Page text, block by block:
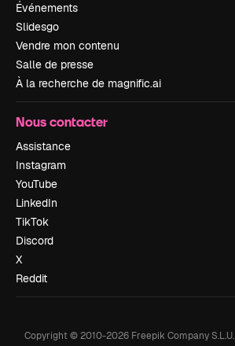
Événements
Slidesgo
Vendre mon contenu
Salle de presse
À la recherche de magnific.ai
Nous contacter
Assistance
Instagram
YouTube
LinkedIn
TikTok
Discord
X
Reddit
Copyright © 2010-2026 Freepik Company S.L.U.